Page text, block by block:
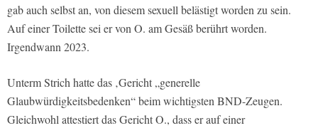
gab auch selbst an, von diesem sexuell belästigt worden zu sein.
Auf einer Toilette sei er von O. am Gesäß berührt worden.
Irgendwann 2023.
Unterm Strich hatte das ‚Gericht „generelle
Glaubwürdigkeitsbedenken“ beim wichtigsten BND-Zeugen.
Gleichwohl attestiert das Gericht O., dass er auf einer